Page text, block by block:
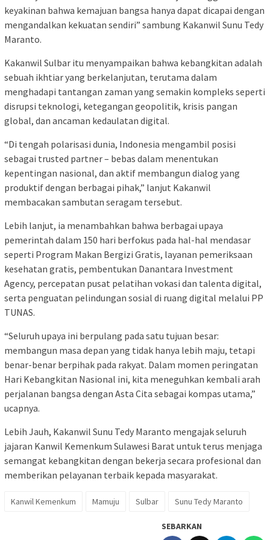
keyakinan bahwa kemajuan bangsa hanya dapat dicapai dengan
mengandalkan kekuatan sendiri” sambung Kakanwil Sunu Tedy
Maranto.
Kakanwil Sulbar itu menyampaikan bahwa kebangkitan adalah
sebuah ikhtiar yang berkelanjutan, terutama dalam
menghadapi tantangan zaman yang semakin kompleks seperti
disrupsi teknologi, ketegangan geopolitik, krisis pangan
global, dan ancaman kedaulatan digital.
“Di tengah polarisasi dunia, Indonesia mengambil posisi
sebagai trusted partner – bebas dalam menentukan
kepentingan nasional, dan aktif membangun dialog yang
produktif dengan berbagai pihak,” lanjut Kakanwil
membacakan sambutan seragam tersebut.
Lebih lanjut, ia menambahkan bahwa berbagai upaya
pemerintah dalam 150 hari berfokus pada hal-hal mendasar
seperti Program Makan Bergizi Gratis, layanan pemeriksaan
kesehatan gratis, pembentukan Danantara Investment
Agency, percepatan pusat pelatihan vokasi dan talenta digital,
serta penguatan pelindungan sosial di ruang digital melalui PP
TUNAS.
“Seluruh upaya ini berpulang pada satu tujuan besar:
membangun masa depan yang tidak hanya lebih maju, tetapi
benar-benar berpihak pada rakyat. Dalam momen peringatan
Hari Kebangkitan Nasional ini, kita meneguhkan kembali arah
perjalanan bangsa dengan Asta Cita sebagai kompas utama,”
ucapnya.
Lebih Jauh, Kakanwil Sunu Tedy Maranto mengajak seluruh
jajaran Kanwil Kemenkum Sulawesi Barat untuk terus menjaga
semangat kebangkitan dengan bekerja secara profesional dan
memberikan pelayanan terbaik kepada masyarakat.
Kanwil Kemenkum Mamuju Sulbar Sunu Tedy Maranto
SEBARKAN